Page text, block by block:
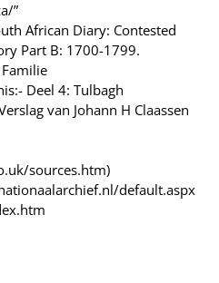
”
African Diary: Contested
Part B: 1700-1799.
Deel 4: Tulbagh
van Johann H Claassen
sources.htm)
default.aspx